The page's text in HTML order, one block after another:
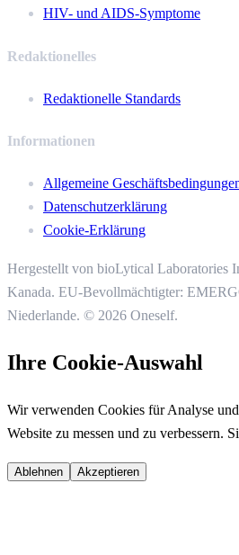
HIV- und AIDS-Symptome
Redaktionelles
Redaktionelle Standards
Informationen
Allgemeine
Datenschutzerklärung
Cookie-Erklärung
Hergestellt von bioLytical Laboratories
Kanada. EU-Bevollmächtigter:
Niederlande. © 2026 Oneself.
Ihre Cookie-Auswahl
Wir verwenden Cookies für Analyse
Website zu messen und zu verbessern.
Ablehnen Akzeptieren